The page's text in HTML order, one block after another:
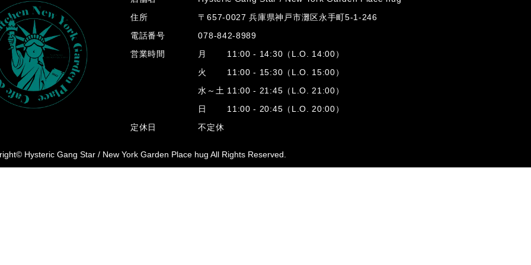
住所
〒657-0027 兵庫県神戸市灘区永手町5-1-246
電話番号
078-842-8989
営業時間
月 11:00 - 14:30（L.O. 14:00）
火 11:00 - 15:30（L.O. 15:00）
水～土 11:00 - 21:45（L.O. 21:00）
日 11:00 - 20:45（L.O. 20:00）
定休日
不定休
Hysteric Gang Star / New York Garden Place hug All Rights Reserved.